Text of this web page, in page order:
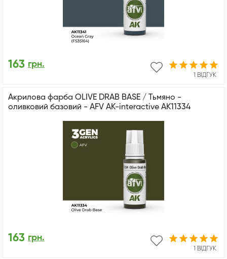
1 ВІДГУК
163 грн.
Акрилова фарба OLIVE DRAB BASE / Тьмяно -
оливковий базовий - AFV АК-interactive AK11334
1 ВІДГУК
163 грн.